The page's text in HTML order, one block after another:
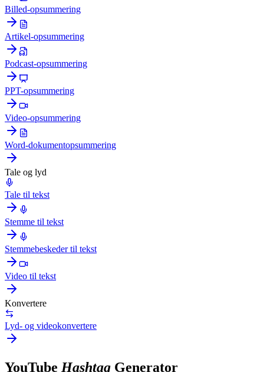
Billed-opsummering
Artikel-opsummering
Podcast-opsummering
PPT-opsummering
Video-opsummering
Word-dokumentopsummering
Tale og lyd
Tale til tekst
Stemme til tekst
Stemmebeskeder til tekst
Video til tekst
Konvertere
Lyd- og videokonvertere
YouTube Hashtag Generator